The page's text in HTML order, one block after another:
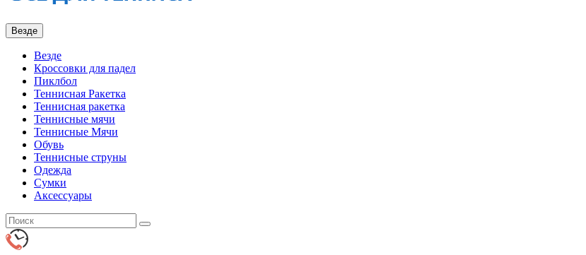
Везде
Везде
Кроссовки для падел
Пиклбол
Теннисная Ракетка
Теннисная ракетка
Теннисные мячи
Теннисные Мячи
Обувь
Теннисные струны
Одежда
Сумки
Аксессуары